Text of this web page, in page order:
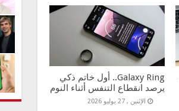
Galaxy Ring.. أول خاتم ذكي
يرصد انقطاع التنفس أثناء النوم
الإثنين , 27 يوليو 2026